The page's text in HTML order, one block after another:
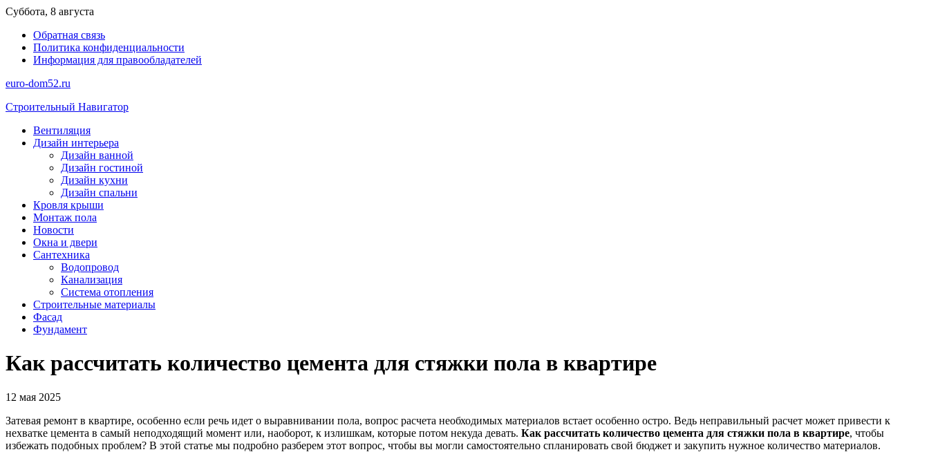
Перейти
содержимому
Суббота, 8 августа
Обратная связь
Политика конфиденциальности
Информация для правообладателей
euro-dom52.ru
Строительный Навигатор
Вентиляция
Дизайн интерьера
Дизайн ванной
Дизайн гостиной
Дизайн кухни
Дизайн спальни
Кровля крыши
Монтаж пола
Новости
Окна и двери
Сантехника
Водопровод
Канализация
Система отопления
Строительные материалы
Фасад
Фундамент
Как рассчитать количество цемента для стяжки пола в квартире
12 мая 2025
Затевая ремонт в квартире, особенно если речь идет о выравнивании пола, вопрос расчета необходимых материалов встает особенно остро. Ведь неправильный расчет может привести к
нехватке цемента в самый неподходящий момент или, наоборот, к излишкам, которые потом некуда девать. Как рассчитать количество цемента для стяжки пола в квартире, чтобы
избежать подобных проблем? В этой статье мы подробно разберем этот вопрос, чтобы вы могли самостоятельно спланировать свой бюджет и закупить нужное количество материалов.